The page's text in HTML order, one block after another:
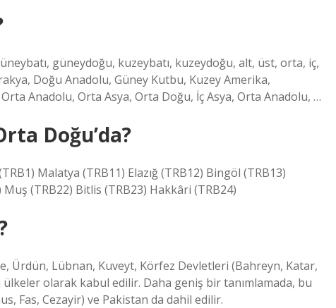
güneydoğu, kuzeybatı, kuzeydoğu, alt, üst, orta, iç,
Doğu Anadolu, Güney Kutbu, Kuzey Amerika,
Orta Anadolu, Orta Asya, Orta Doğu, İç Asya, Orta Anadolu, …
Doğu’da?
Malatya (TRB11) Elazığ (TRB12) Bingöl (TRB13)
(TRB22) Bitlis (TRB23) Hakkâri (TRB24)
Ürdün, Lübnan, Kuveyt, Körfez Devletleri (Bahreyn, Katar,
ülkeler olarak kabul edilir. Daha geniş bir tanımlamada, bu
Fas, Cezayir) ve Pakistan da dahil edilir.